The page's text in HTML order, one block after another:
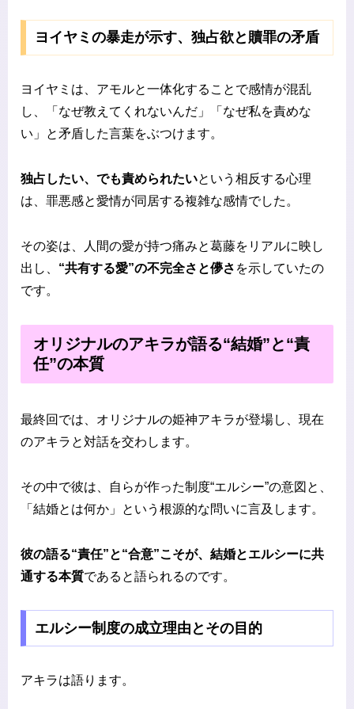
ヨイヤミの暴走が示す、独占欲と贖罪の矛盾
ヨイヤミは、アモルと一体化することで感情が混乱
し、「なぜ教えてくれないんだ」「なぜ私を責めな
い」と矛盾した言葉をぶつけます。
独占したい、でも責められたいという相反する心理
は、罪悪感と愛情が同居する複雑な感情でした。
その姿は、人間の愛が持つ痛みと葛藤をリアルに映し
出し、 “共有する愛”の不完全さと儚さ を示していたの
です。
オリジナルのアキラが語る“結婚”と“責
任”の本質
最終回では、オリジナルの姫神アキラが登場し、現在
のアキラと対話を交わします。
その中で彼は、自らが作った制度“エルシー”の意図と、
「結婚とは何か」という根源的な問いに言及します。
彼の語る“責任”と“合意”こそが、結婚とエルシーに共
通する本質であると語られるのです。
エルシー制度の成立理由とその目的
アキラは語ります。